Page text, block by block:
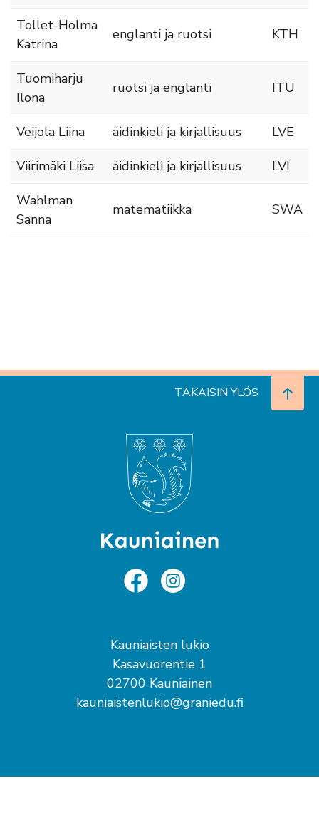
Tollet-Holma
Katrina
englanti ja ruotsi KTH
Tuomiharju
Ilona
ruotsi ja englanti ITU
Veijola Liina äidinkieli ja kirjallisuus
LVE
Viirimäki Liisa
äidinkieli ja kirjallisuus
LVI
Wahlman
Sanna
matematiikka SWA
TAKAISIN YLÖS
Kauniaisten lukio
Kasavuorentie 1
02700 Kauniainen
kauniaistenlukio@graniedu.fi